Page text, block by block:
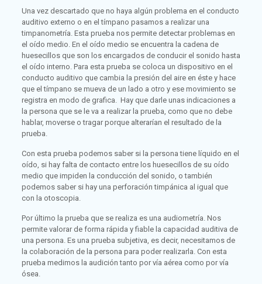
Una vez descartado que no haya algún problema en el conducto
auditivo externo o en el tímpano pasamos a realizar una
timpanometría. Esta prueba nos permite detectar problemas en
el oído medio. En el oído medio se encuentra la cadena de
huesecillos que son los encargados de conducir el sonido hasta
el oído interno. Para esta prueba se coloca un dispositivo en el
conducto auditivo que cambia la presión del aire en éste y hace
que el tímpano se mueva de un lado a otro y ese movimiento se
registra en modo de grafica. Hay que darle unas indicaciones a
la persona que se le va a realizar la prueba, como que no debe
hablar, moverse o tragar porque alterarían el resultado de la
prueba.
Con esta prueba podemos saber si la persona tiene líquido en el
oído, si hay falta de contacto entre los huesecillos de su oído
medio que impiden la conducción del sonido, o también
podemos saber si hay una perforación timpánica al igual que
con la otoscopia.
Por último la prueba que se realiza es una audiometría. Nos
permite valorar de forma rápida y fiable la capacidad auditiva de
una persona. Es una prueba subjetiva, es decir, necesitamos de
la colaboración de la persona para poder realizarla. Con esta
prueba medimos la audición tanto por vía aérea como por vía
ósea.